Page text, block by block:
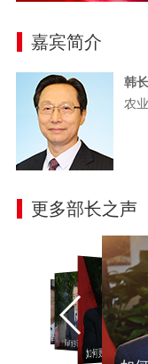
嘉宾简介
韩
农
更多部长之声
如何增强百姓科技获得感
如何保障老有所养？
如何更好地保护消费者？